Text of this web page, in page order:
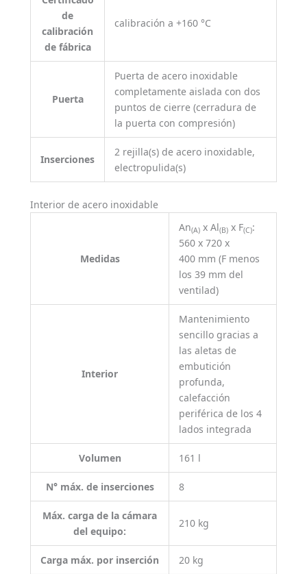
de
calibración
de fábrica
calibración a +160 °C
Puerta
Puerta de acero inoxidable
completamente aislada con dos
puntos de cierre (cerradura de
la puerta con compresión)
Inserciones
2 rejilla(s) de acero inoxidable,
electropulida(s)
Interior de acero inoxidable
Medidas
An(A) x Al(B) x F(C):
560 x 720 x
400 mm (F menos
los 39 mm del
ventilad)
Interior
Mantenimiento
sencillo gracias a
las aletas de
embutición
profunda,
calefacción
periférica de los 4
lados integrada
Volumen 161 l
N° máx. de inserciones 8
Máx. carga de la cámara
del equipo:
210 kg
Carga máx. por inserción 20 kg